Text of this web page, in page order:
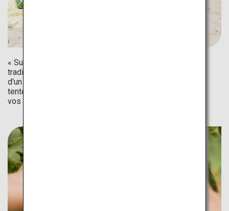
« Suika-wari », ou pastèque fendue, est un jeu d'été
traditionnel au Japon. Le joueur a les yeux bandés, muni
d'un bâton il doit suivre les injonctions des autres pour
tenter de faire éclater la pastèque. Essayez ce jeu avec
vos amis !